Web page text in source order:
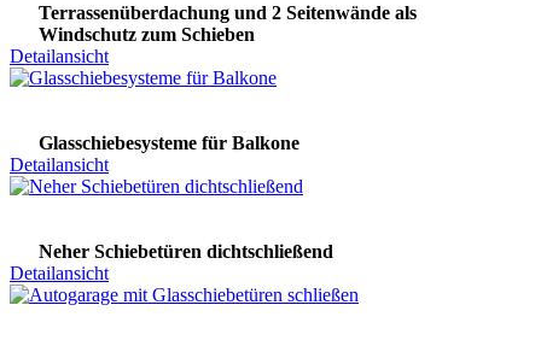
Terrassenüberdachung und 2 Seitenwände als
Windschutz zum Schieben
Detailansicht
Glasschiebesysteme für Balkone
Detailansicht
Neher Schiebetüren dichtschließend
Detailansicht